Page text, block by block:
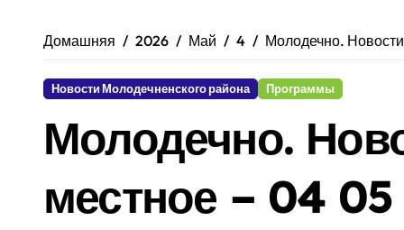
Домашняя 2026 Май 4 Молодечно.
Новости Молодечненского района Программы
Молодечно.
местное – 04 05